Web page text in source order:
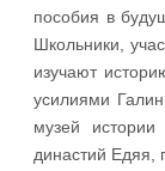
пособия в
Школьники,
изучают
усилиями
музей
династий Едяя,